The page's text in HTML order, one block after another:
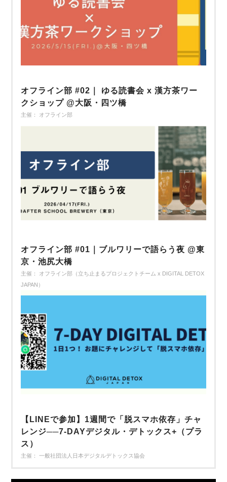
オフライン部 #02｜ ゆる読書会 x 漢方茶ワー
クショップ @大阪・四ツ橋
主催： オフライン部
オフライン部 #01｜ブルワリーで語らう夜 @東
京・池尻大橋
主催： オフライン部（立ち止まるプロジェクトチーム x DIGITAL DETOX
JAPAN）
【LINEで参加】1週間で「脱スマホ依存」チャ
レンジ──7-DAYデジタル・デトックス+（プラ
ス）
主催： 一般社団法人日本デジタルデトックス協会